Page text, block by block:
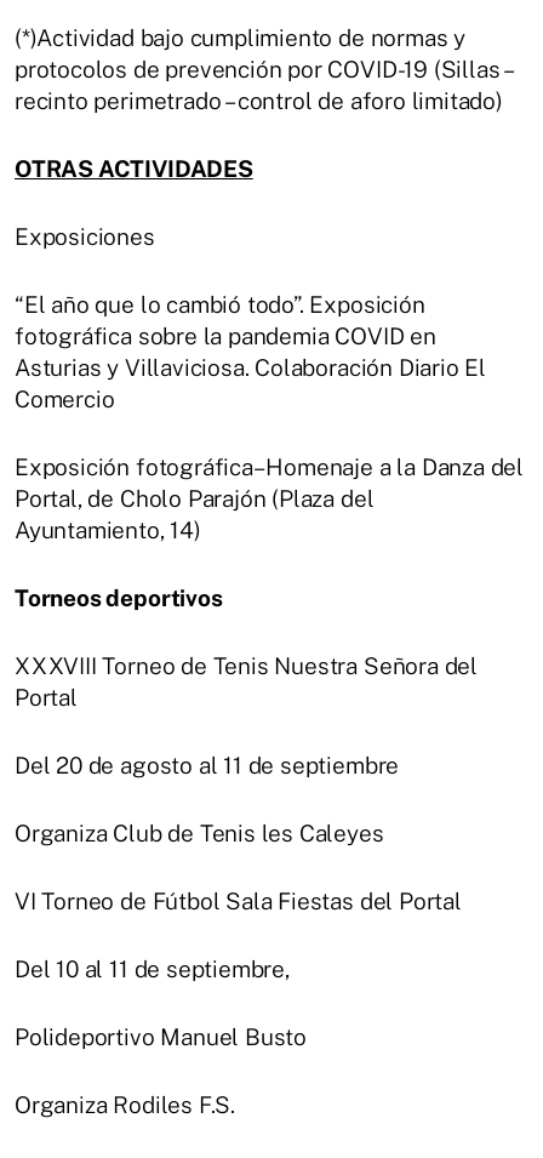
(*)Actividad bajo cumplimiento de normas y
protocolos de prevención por COVID-19 (Sillas –
recinto perimetrado – control de aforo limitado)
OTRAS ACTIVIDADES
Exposiciones
“El año que lo cambió todo”. Exposición
fotográfica sobre la pandemia COVID en
Asturias y Villaviciosa. Colaboración Diario El
Comercio
Exposición fotográfica– Homenaje a la Danza del
Portal, de Cholo Parajón (Plaza del
Ayuntamiento, 14)
Torneos deportivos
XXXVIII Torneo de Tenis Nuestra Señora del
Portal
Del 20 de agosto al 11 de septiembre
Organiza Club de Tenis les Caleyes
VI Torneo de Fútbol Sala Fiestas del Portal
Del 10 al 11 de septiembre,
Polideportivo Manuel Busto
Organiza Rodiles F.S.